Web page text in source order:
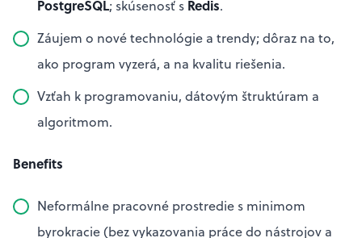
PostgreSQL; skúsenosť s Redis.
Záujem o nové technológie a trendy; dôraz na to,
ako program vyzerá, a na kvalitu riešenia.
Vzťah k programovaniu, dátovým štruktúram a
algoritmom.
Benefits
Neformálne pracovné prostredie s minimom
byrokracie (bez vykazovania práce do nástrojov a